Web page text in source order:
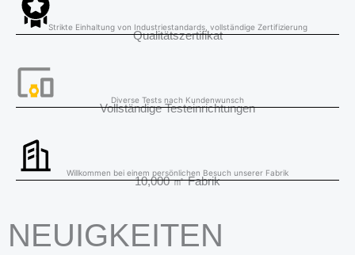
Qualitätszertifikat
Strikte Einhaltung von Industriestandards, vollständige Zertifizierung
Vollständige Testeinrichtungen
Diverse Tests nach Kundenwunsch
10,000 ㎡ Fabrik
Willkommen bei einem persönlichen Besuch unserer Fabrik
NEUIGKEITEN